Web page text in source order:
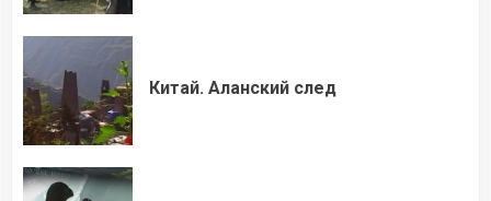
Китай. Аланский след